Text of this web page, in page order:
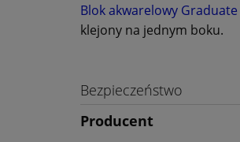
Blok akwarelowy Graduate
klejony na jednym boku.
Bezpieczeństwo
Producent